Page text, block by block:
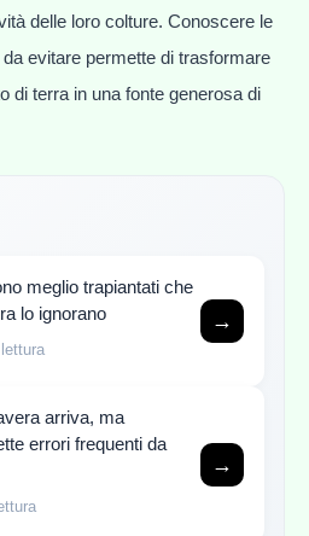
delle loro colture. Conoscere le
evitare permette di trasformare
di terra in una fonte generosa di
meglio trapiantati che
lo ignorano
→
arriva, ma
errori frequenti da
→